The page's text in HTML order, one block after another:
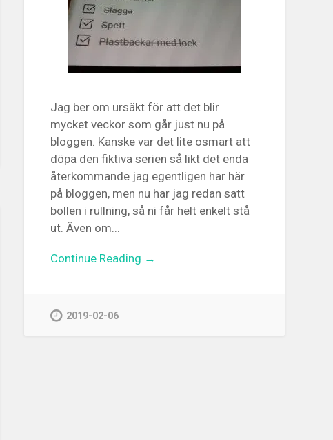
Jag ber om ursäkt för att det blir
mycket veckor som går just nu på
bloggen. Kanske var det lite osmart att
döpa den fiktiva serien så likt det enda
återkommande jag egentligen har här
på bloggen, men nu har jag redan satt
bollen i rullning, så ni får helt enkelt stå
ut. Även om...
Continue Reading →
2019-02-06